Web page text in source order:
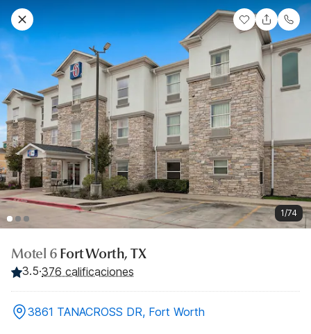
1/74
Motel 6 Fort Worth, TX
3.5·376 calificaciones
3861 TANACROSS DR, Fort Worth